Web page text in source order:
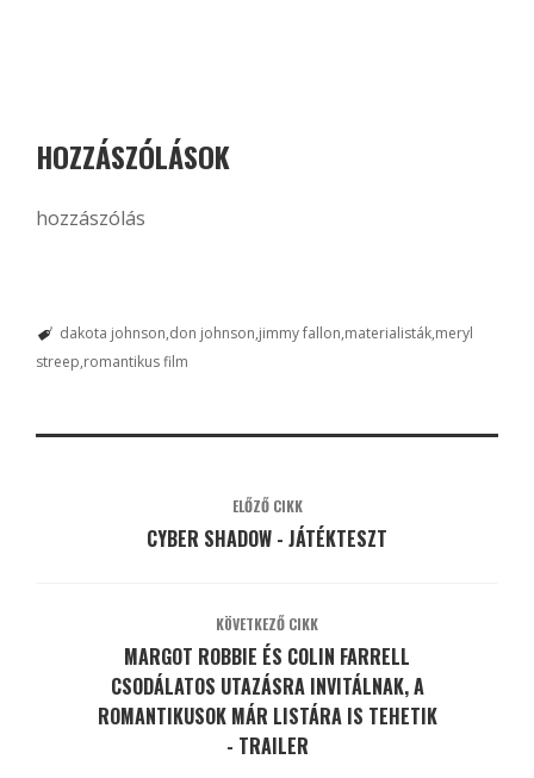
HOZZÁSZÓLÁSOK
hozzászólás
dakota johnson don johnson jimmy fallon materialisták meryl
streep romantikus film
ELŐZŐ CIKK
CYBER SHADOW - JÁTÉKTESZT
KÖVETKEZŐ CIKK
MARGOT ROBBIE ÉS COLIN FARRELL
CSODÁLATOS UTAZÁSRA INVITÁLNAK, A
ROMANTIKUSOK MÁR LISTÁRA IS TEHETIK
- TRAILER